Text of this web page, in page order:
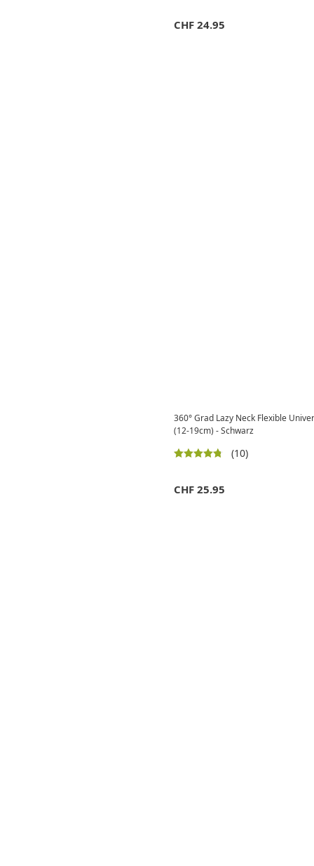
CHF 24.95
360° Grad Lazy Neck Flexible
(12-19cm) - Schwarz
(10)
CHF 25.95